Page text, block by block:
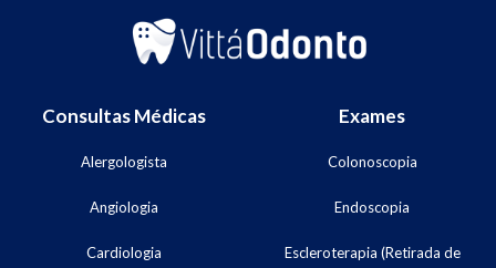
Consultas Médicas
Alergologista
Angiologia
Cardiologia
Exames
Colonoscopia
Endoscopia
Escleroterapia (Retirada de